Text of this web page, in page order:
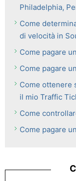
Philadelphia,
Come
di velocità in
Come pagare
Come pagare
Come ottenere
il mio Traffic
Come
Come pagare